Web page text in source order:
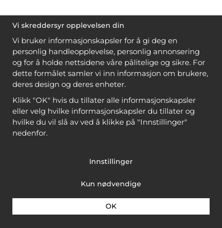
Vi skreddersyr opplevelsen din
Vi bruker informasjonskapsler for å gi deg en
personlig handleopplevelse, personlig annonsering
og for å holde nettsidene våre pålitelige og sikre. For
dette formålet samler vi inn informasjon om brukere,
deres design og deres enheter.
Klikk "OK" hvis du tillater alle informasjonskapsler
eller velg hvilke informasjonskapsler du tillater og
hvilke du vil slå av ved å klikke på "Innstillinger"
nedenfor.
Innstillinger
Kun nødvendige
OK